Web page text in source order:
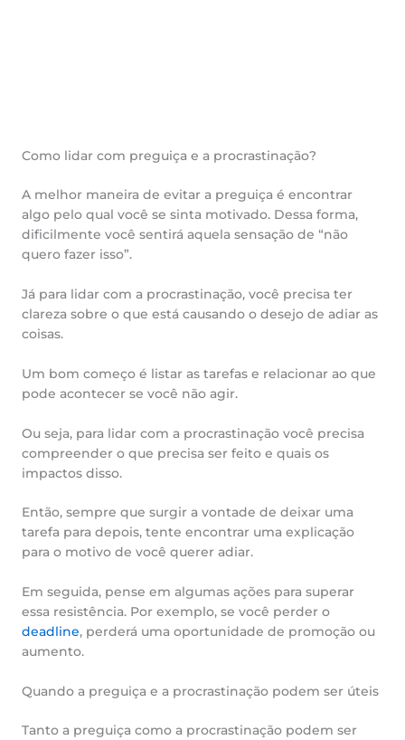
Como lidar com preguiça e a procrastinação?
A melhor maneira de evitar a preguiça é encontrar
algo pelo qual você se sinta motivado. Dessa forma,
dificilmente você sentirá aquela sensação de “não
quero fazer isso”.
Já para lidar com a procrastinação, você precisa ter
clareza sobre o que está causando o desejo de adiar as
coisas.
Um bom começo é listar as tarefas e relacionar ao que
pode acontecer se você não agir.
Ou seja, para lidar com a procrastinação você precisa
compreender o que precisa ser feito e quais os
impactos disso.
Então, sempre que surgir a vontade de deixar uma
tarefa para depois, tente encontrar uma explicação
para o motivo de você querer adiar.
Em seguida, pense em algumas ações para superar
essa resistência. Por exemplo, se você perder o
deadline, perderá uma oportunidade de promoção ou
aumento.
Quando a preguiça e a procrastinação podem ser úteis
Tanto a preguiça como a procrastinação podem ser